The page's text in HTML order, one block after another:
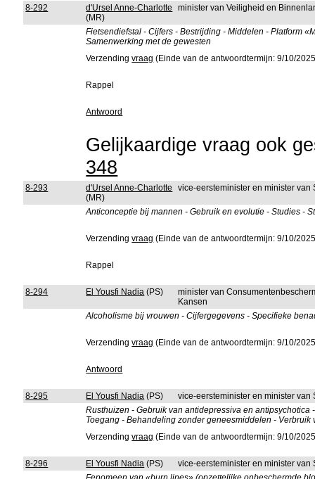
8-292
d'Ursel Anne-Charlotte
(MR)
minister van Veiligheid en
Fietsendiefstal - Cijfers - Bestrijding - Middelen - Platform
Samenwerking met de gewesten
Verzendingvraag (Einde van de antwoordtermijn: 9/10/
Rappel
Antwoord
Gelijkaardige vraag ook
348
8-293
d'Ursel Anne-Charlotte
(MR)
vice-eersteminister en minister
Anticonceptie bij mannen - Gebruik en evolutie - Studies -
Verzendingvraag (Einde van de antwoordtermijn: 9/10/
Rappel
8-294 El Yousfi Nadia (PS)
minister van
Kansen
Alcoholisme bij vrouwen - Cijfergegevens - Specifieke
Verzendingvraag (Einde van de antwoordtermijn: 9/10/
Antwoord
8-295 El Yousfi Nadia (PS)
vice-eersteminister en minister
Rusthuizen - Gebruik van antidepressiva en
Toegang - Behandeling zonder geneesmiddelen - Verbruik
Verzendingvraag (Einde van de antwoordtermijn: 9/10/
8-296 El Yousfi Nadia (PS)
vice-eersteminister en minister